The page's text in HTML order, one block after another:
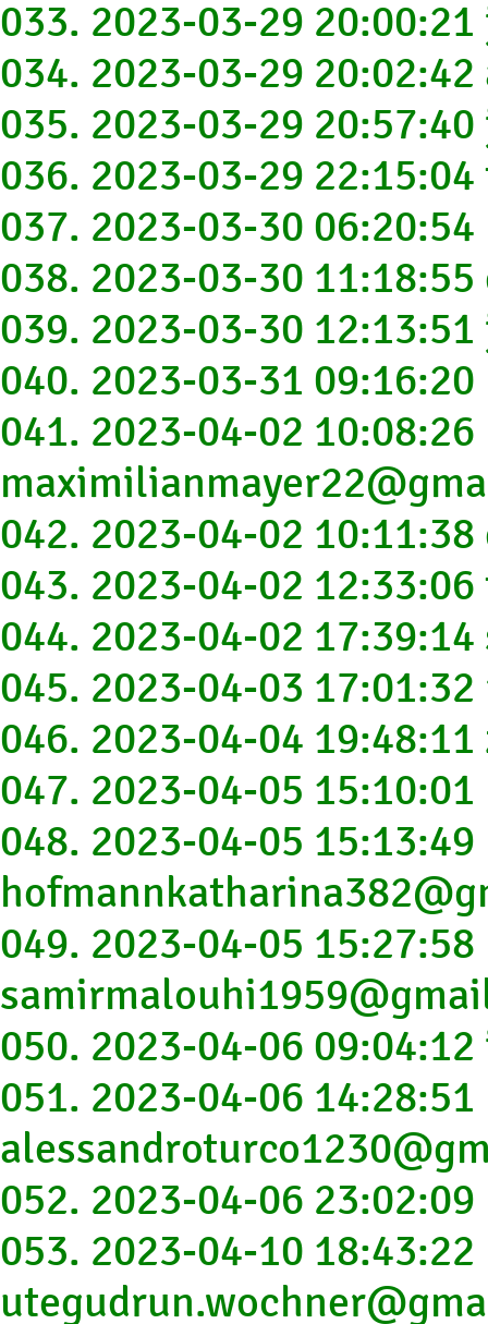
033. 2023-03-29
034. 2023-03-29
035. 2023-03-29
036. 2023-03-29
037. 2023-03-30
038. 2023-03-30
039. 2023-03-30
040. 2023-03-31
041. 2023-04-02 10:08:26
042. 2023-04-02
043. 2023-04-02
044. 2023-04-02
045. 2023-04-03
046. 2023-04-04
047. 2023-04-05
048. 2023-04-05 15:13:49
049. 2023-04-05 15:27:58
050. 2023-04-06
051. 2023-04-06 14:28:51
052. 2023-04-06
053. 2023-04-10 18:43:22